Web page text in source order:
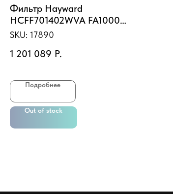
Фильтр Hayward
HCFF701402WVA FA1000
Bobbin (D1800)
SKU: 17890
1 201 089 Р.
Подробнее
Out of stock